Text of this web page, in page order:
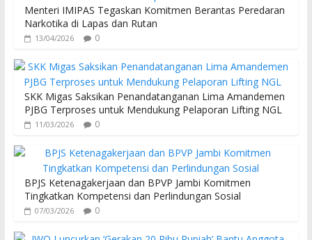
Menteri IMIPAS Tegaskan Komitmen Berantas Peredaran
Narkotika di Lapas dan Rutan
13/04/2026 0
SKK Migas Saksikan Penandatanganan Lima Amandemen
PJBG Terproses untuk Mendukung Pelaporan Lifting NGL
11/03/2026 0
BPJS Ketenagakerjaan dan BPVP Jambi Komitmen
Tingkatkan Kompetensi dan Perlindungan Sosial
07/03/2026 0